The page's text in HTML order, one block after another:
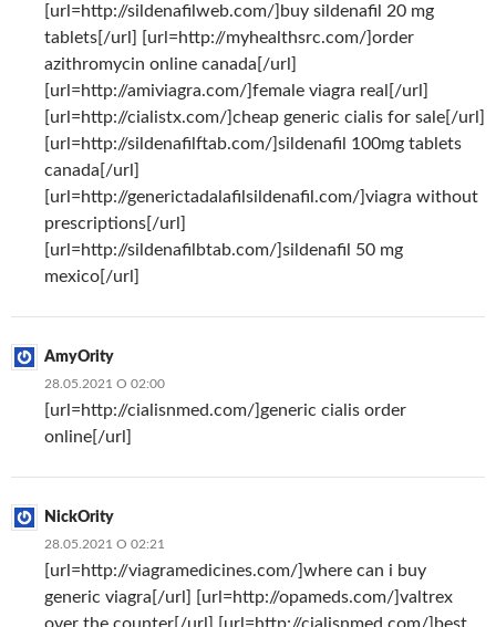
[url=http://sildenafilweb.com/]buy sildenafil 20 mg
tablets[/url] [url=http://myhealthsrc.com/]order
azithromycin online canada[/url]
[url=http://amiviagra.com/]female viagra real[/url]
[url=http://cialistx.com/]cheap generic cialis for sale[/url]
[url=http://sildenafilftab.com/]sildenafil 100mg tablets
canada[/url]
[url=http://generictadalafilsildenafil.com/]viagra without
prescriptions[/url]
[url=http://sildenafilbtab.com/]sildenafil 50 mg
mexico[/url]
AmyOrity
28.05.2021 О 02:00
[url=http://cialisnmed.com/]generic cialis order
online[/url]
NickOrity
28.05.2021 О 02:21
[url=http://viagramedicines.com/]where can i buy
generic viagra[/url] [url=http://opameds.com/]valtrex